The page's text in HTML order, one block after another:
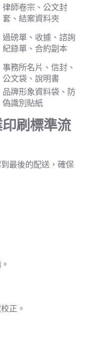
律師卷宗、公文封
套、結案資料夾
過磅單、收據、諮詢
紀錄單、合約副本
事務所名片、信封、
公文袋、說明書
品牌形象資料袋、防
偽識別貼紙
刷標準流
最後的配送，確保
正。